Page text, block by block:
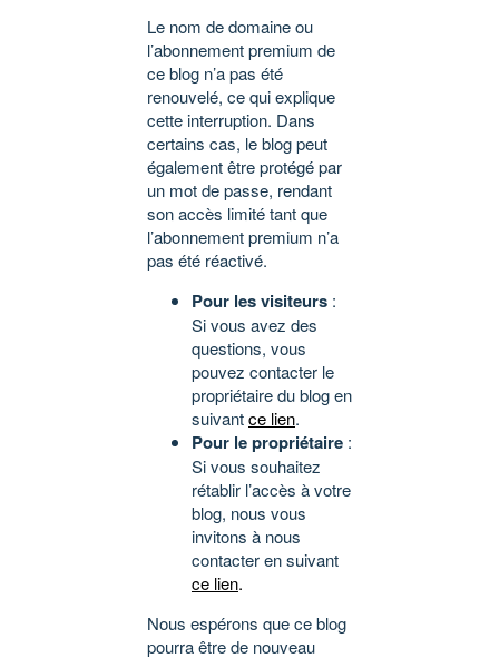
Le nom de domaine ou
l’abonnement premium de
ce blog n’a pas été
renouvelé, ce qui explique
cette interruption. Dans
certains cas, le blog peut
également être protégé par
un mot de passe, rendant
son accès limité tant que
l’abonnement premium n’a
pas été réactivé.
Pour les visiteurs :
Si vous avez des
questions, vous
pouvez contacter le
propriétaire du blog en
suivantce lien.
Pour le propriétaire :
Si vous souhaitez
rétablir l’accès à votre
blog, nous vous
invitons à nous
contacter en suivant
ce lien.
Nous espérons que ce blog
pourra être de nouveau